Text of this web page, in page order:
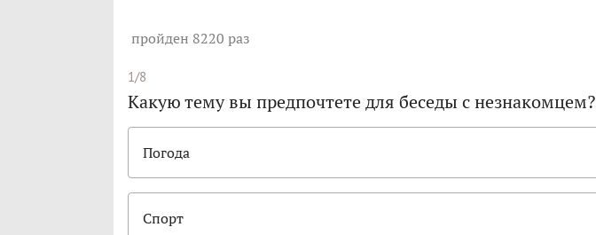
пройден 8220 раз
1/8
Какую тему вы предпочтете для беседы с незнакомцем?
Погода
Спорт